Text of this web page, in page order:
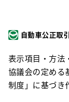
自動車公正取
表示項目・方法
協議会の定める
制度」に基づき